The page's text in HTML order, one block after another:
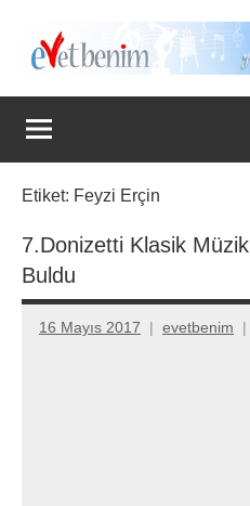
Evet
Benim
Etiket: Feyzi Erçin
7.Donizetti Klasik
Buldu
16 Mayıs 2017 evetbenim